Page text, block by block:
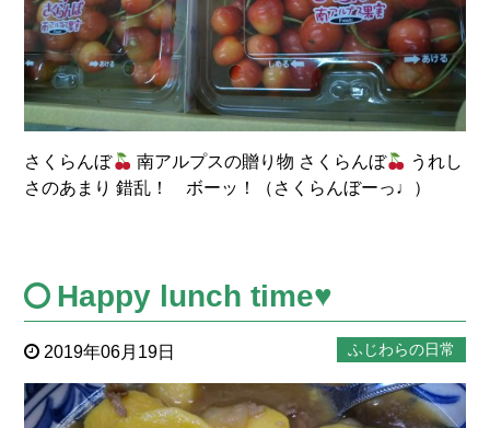
さくらんぼ 南アルプスの贈り物 さくらんぼ
うれし
さのあまり 錯乱！ ボーッ！（さくらんぼーっ♩）
Happy lunch time♥
2019年06月19日 ふじわらの日常